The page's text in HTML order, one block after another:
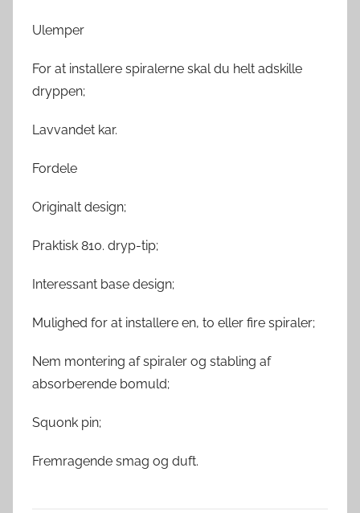
Ulemper
For at installere spiralerne skal du helt adskille
dryppen;
Lavvandet kar.
Fordele
Originalt design;
Praktisk 810. dryp-tip;
Interessant base design;
Mulighed for at installere en, to eller fire spiraler;
Nem montering af spiraler og stabling af
absorberende bomuld;
Squonk pin;
Fremragende smag og duft.